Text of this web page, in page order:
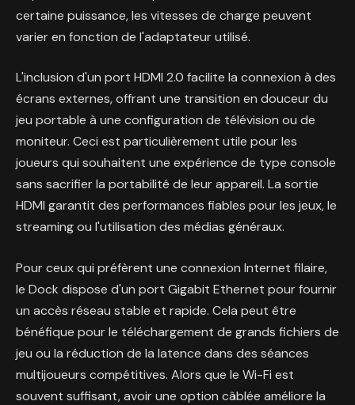
certaine puissance, les vitesses de charge peuvent
varier en fonction de l'adaptateur utilisé.
L'inclusion d'un port HDMI 2.0 facilite la connexion à des
écrans externes, offrant une transition en douceur du
jeu portable à une configuration de télévision ou de
moniteur. Ceci est particulièrement utile pour les
joueurs qui souhaitent une expérience de type console
sans sacrifier la portabilité de leur appareil. La sortie
HDMI garantit des performances fiables pour les jeux, le
streaming ou l'utilisation des médias généraux.
Pour ceux qui préfèrent une connexion Internet filaire,
le Dock dispose d'un port Gigabit Ethernet pour fournir
un accès réseau stable et rapide. Cela peut être
bénéfique pour le téléchargement de grands fichiers de
jeu ou la réduction de la latence dans des séances
multijoueurs compétitives. Alors que le Wi-Fi est
souvent suffisant, avoir une option câblée améliore la